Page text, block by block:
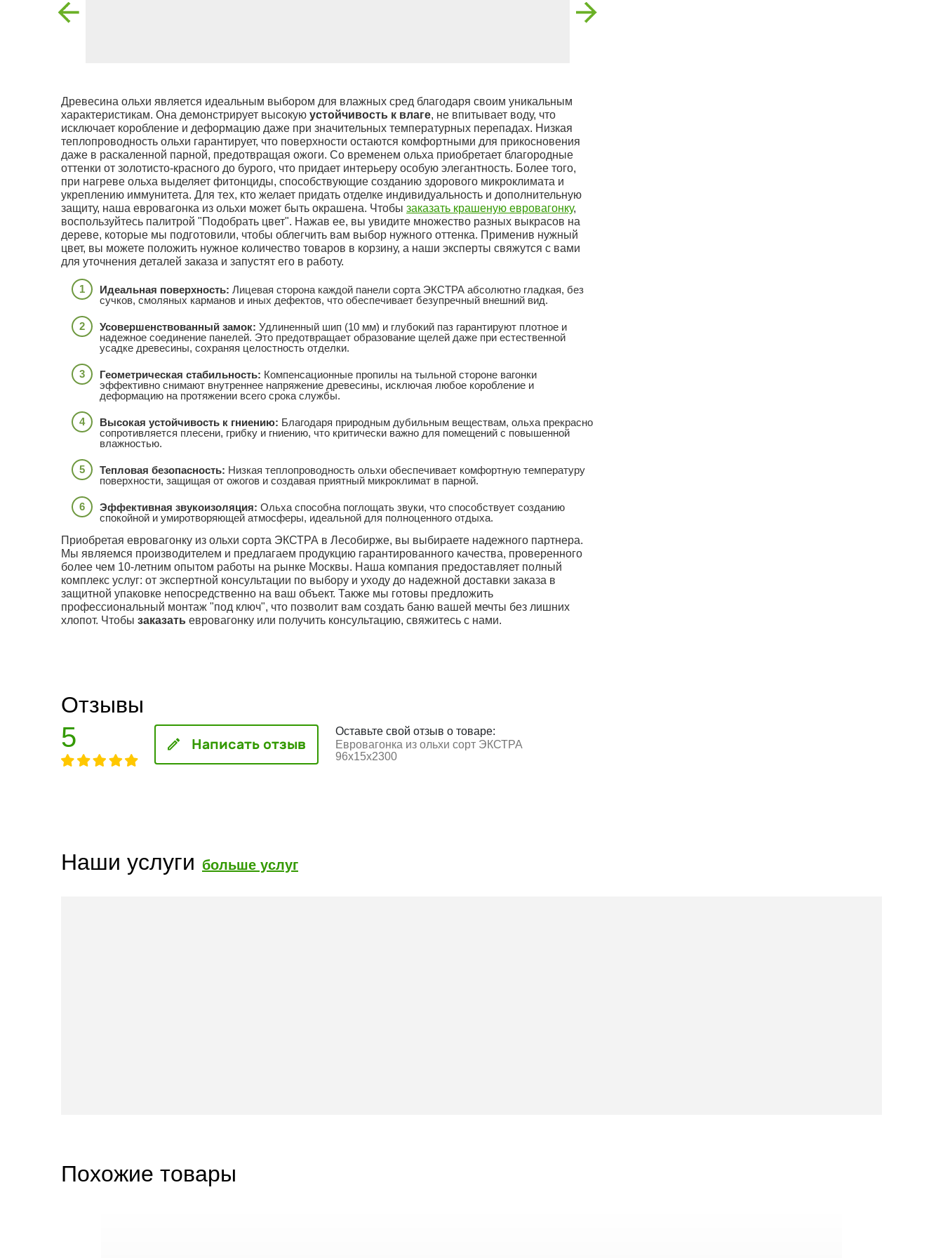
Древесина ольхи является идеальным выбором для влажных сред благодаря своим уникальным
характеристикам. Она демонстрирует высокую устойчивость к влаге, не впитывает воду, что
исключает коробление и деформацию даже при значительных температурных перепадах. Низкая
теплопроводность ольхи гарантирует, что поверхности остаются комфортными для прикосновения
даже в раскаленной парной, предотвращая ожоги. Со временем ольха приобретает благородные
оттенки от золотисто-красного до бурого, что придает интерьеру особую элегантность. Более того,
при нагреве ольха выделяет фитонциды, способствующие созданию здорового микроклимата и
укреплению иммунитета. Для тех, кто желает придать отделке индивидуальность и дополнительную
защиту, наша евровагонка из ольхи может быть окрашена. Чтобы заказать крашеную евровагонку,
воспользуйтесь палитрой "Подобрать цвет". Нажав ее, вы увидите множество разных выкрасов на
дереве, которые мы подготовили, чтобы облегчить вам выбор нужного оттенка. Применив нужный
цвет, вы можете положить нужное количество товаров в корзину, а наши эксперты свяжутся с вами
для уточнения деталей заказа и запустят его в работу.
Идеальная поверхность: Лицевая сторона каждой панели сорта ЭКСТРА абсолютно гладкая, без
сучков, смоляных карманов и иных дефектов, что обеспечивает безупречный внешний вид.
Усовершенствованный замок: Удлиненный шип (10 мм) и глубокий паз гарантируют плотное и
надежное соединение панелей. Это предотвращает образование щелей даже при естественной
усадке древесины, сохраняя целостность отделки.
Геометрическая стабильность: Компенсационные пропилы на тыльной стороне вагонки
эффективно снимают внутреннее напряжение древесины, исключая любое коробление и
деформацию на протяжении всего срока службы.
Высокая устойчивость к гниению: Благодаря природным дубильным веществам, ольха прекрасно
сопротивляется плесени, грибку и гниению, что критически важно для помещений с повышенной
влажностью.
Тепловая безопасность: Низкая теплопроводность ольхи обеспечивает комфортную температуру
поверхности, защищая от ожогов и создавая приятный микроклимат в парной.
Эффективная звукоизоляция: Ольха способна поглощать звуки, что способствует созданию
спокойной и умиротворяющей атмосферы, идеальной для полноценного отдыха.
Приобретая евровагонку из ольхи сорта ЭКСТРА в Лесобирже, вы выбираете надежного партнера.
Мы являемся производителем и предлагаем продукцию гарантированного качества, проверенного
более чем 10-летним опытом работы на рынке Москвы. Наша компания предоставляет полный
комплекс услуг: от экспертной консультации по выбору и уходу до надежной доставки заказа в
защитной упаковке непосредственно на ваш объект. Также мы готовы предложить
профессиональный монтаж "под ключ", что позволит вам создать баню вашей мечты без лишних
хлопот. Чтобы заказать евровагонку или получить консультацию, свяжитесь с нами.
Отзывы
5 Написать отзыв
Оставьте свой отзыв о товаре:
Евровагонка из ольхи сорт ЭКСТРА
96x15x2300
Наши услуги больше услуг
Похожие товары